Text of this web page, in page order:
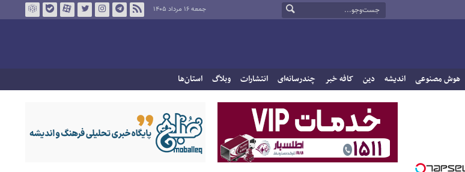
جمعه ۱۶ مرداد ۱۴۰۵
هوش مصنوعی اندیشه دین کافه خبر چندرسانه‌ای انتشارات وبلاگ استان‌ها